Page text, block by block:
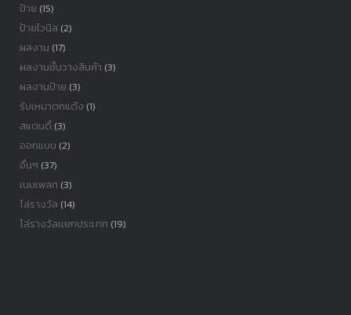
ป้าย (15)
ป้ายไวนิล (2)
ผลงาน (17)
ผลงานชั้นวางสินค้า (3)
ผลงานป้าย (3)
รับเหมาตกแต้ง (1)
สแตนดี้(3)
ออกแบบ (2)
อื่นๆ (37)
เนมเพลท (3)
โล่รางวัล (14)
โล่รางวัลเเยกประเภท (19)